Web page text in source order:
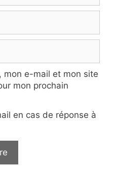
mon e-mail et mon site
mon prochain
en cas de réponse à